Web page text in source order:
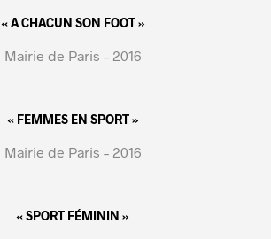
« A CHACUN SON FOOT »
Mairie de Paris – 2016
« FEMMES EN SPORT »
Mairie de Paris – 2016
« SPORT FÉMININ »